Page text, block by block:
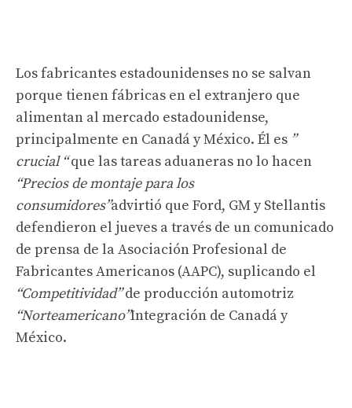
Los fabricantes estadounidenses no se salvan
porque tienen fábricas en el extranjero que
alimentan al mercado estadounidense,
principalmente en Canadá y México. Él es ”
crucial “que las tareas aduaneras no lo hacen
“Precios de montaje para los
consumidores”advirtió que Ford, GM y Stellantis
defendieron el jueves a través de un comunicado
de prensa de la Asociación Profesional de
Fabricantes Americanos (AAPC), suplicando el
“Competitividad”de producción automotriz
“Norteamericano”Integración de Canadá y
México.